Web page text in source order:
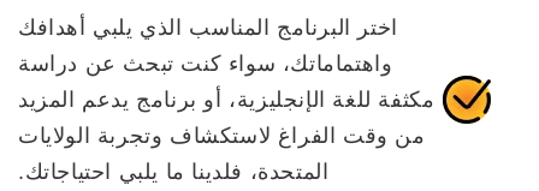
اختر البرنامج المناسب الذي يلبي أهدافك
واهتماماتك، سواء كنت تبحث عن دراسة
مكثفة للغة الإنجليزية، أو برنامج يدعم المزيد
من وقت الفراغ لاستكشاف وتجربة الولايات
المتحدة، فلدينا ما يلبي احتياجاتك.